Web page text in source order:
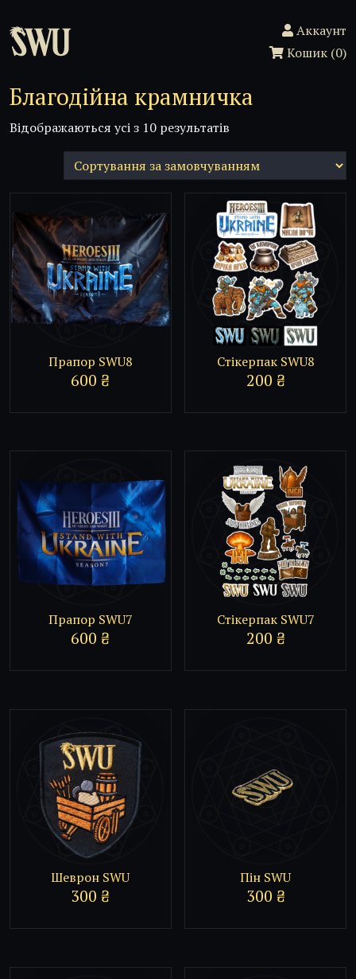
Аккаунт
Кошик (0)
Благодійна крамничка
Відображаються усі з 10 результатів
Прапор SWU8
600 ₴
Стікерпак SWU8
200 ₴
Прапор SWU7
600 ₴
Стікерпак SWU7
200 ₴
Шеврон SWU
300 ₴
Пін SWU
300 ₴